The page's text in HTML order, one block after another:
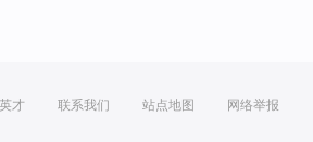
才 联系我们 站点地图 网络举报